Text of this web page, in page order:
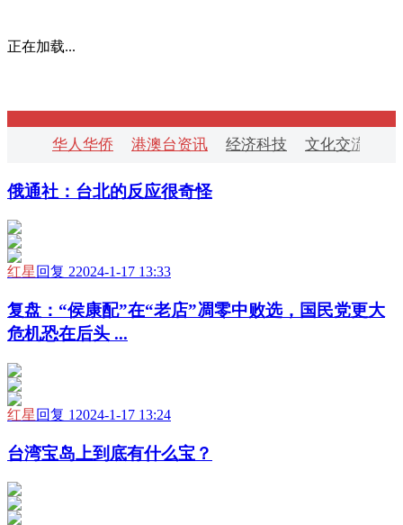
正在加载...
华人华侨 港澳台资讯 经济科技 文化交流
俄通社：台北的反应很奇怪
红星 回复 22024-1-17 13:33
复盘：“侯康配”在“老店”凋零中败选，国民党更大
危机恐在后头 ...
红星 回复 1 2024-1-17 13:24
台湾宝岛上到底有什么宝？